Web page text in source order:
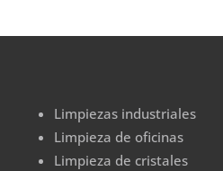
Limpiezas industriales
Limpieza de oficinas
Limpieza de cristales